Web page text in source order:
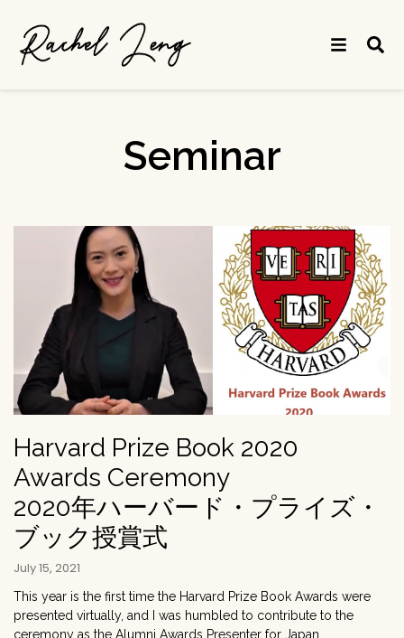
Seminar
Harvard Prize Book 2020
Awards Ceremony
2020年ハーバード・プライズ・
ブック授賞式
July 15, 2021
This year is the first time the Harvard Prize Book Awards were
presented virtually, and I was humbled to contribute to the
ceremony as the Alumni Awards Presenter for Japan.